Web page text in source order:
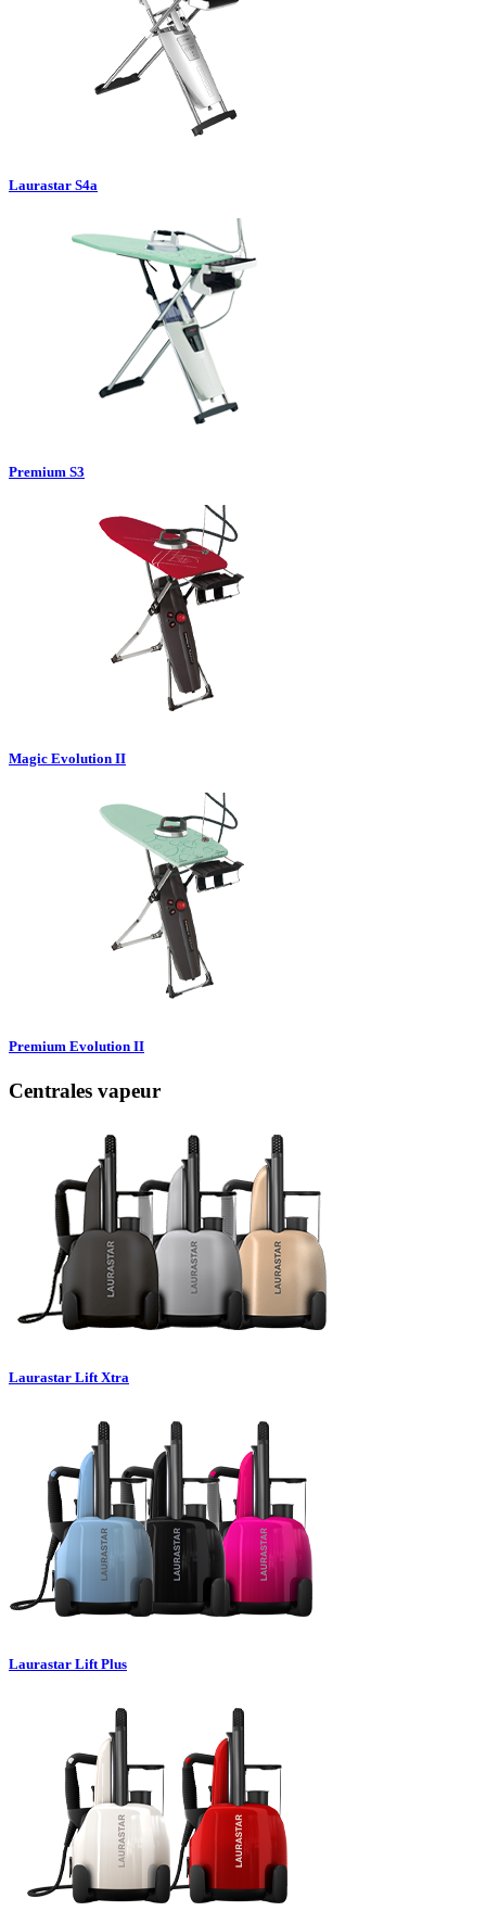
Laurastar S4a
Premium S3
Magic Evolution II
Premium Evolution II
Centrales vapeur
Laurastar Lift Xtra
Laurastar Lift Plus